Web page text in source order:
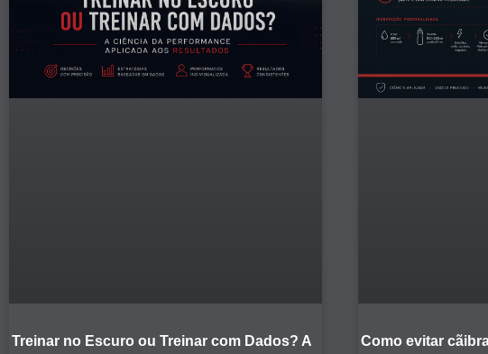
Treinar no Escuro ou Treinar com Dados? A
Como evitar